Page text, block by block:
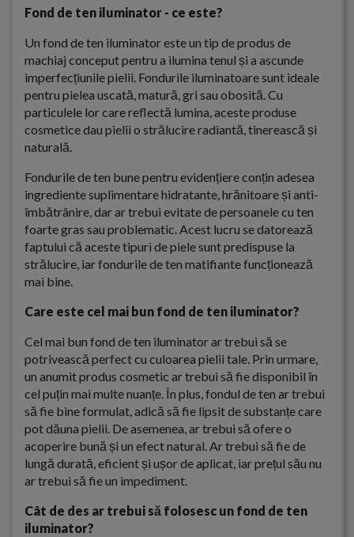
Fond de ten iluminator - ce este?
Un fond de ten iluminator este un tip de produs de
machiaj conceput pentru a ilumina tenul și a ascunde
imperfecțiunile pielii. Fondurile iluminatoare sunt ideale
pentru pielea uscată, matură, gri sau obosită. Cu
particulele lor care reflectă lumina, aceste produse
cosmetice dau pielii o strălucire radiantă, tinerească și
naturală.
Fondurile de ten bune pentru evidențiere conțin adesea
ingrediente suplimentare hidratante, hrănitoare și anti-
îmbătrânire, dar ar trebui evitate de persoanele cu ten
foarte gras sau problematic. Acest lucru se datorează
faptului că aceste tipuri de piele sunt predispuse la
strălucire, iar fondurile de ten matifiante funcționează
mai bine.
Care este cel mai bun fond de ten iluminator?
Cel mai bun fond de ten iluminator ar trebui să se
potrivească perfect cu culoarea pielii tale. Prin urmare,
un anumit produs cosmetic ar trebui să fie disponibil în
cel puțin mai multe nuanțe. În plus, fondul de ten ar trebui
să fie bine formulat, adică să fie lipsit de substanțe care
pot dăuna pielii. De asemenea, ar trebui să ofere o
acoperire bună și un efect natural. Ar trebui să fie de
lungă durată, eficient și ușor de aplicat, iar prețul său nu
ar trebui să fie un impediment.
Cât de des ar trebui să folosesc un fond de ten
iluminator?